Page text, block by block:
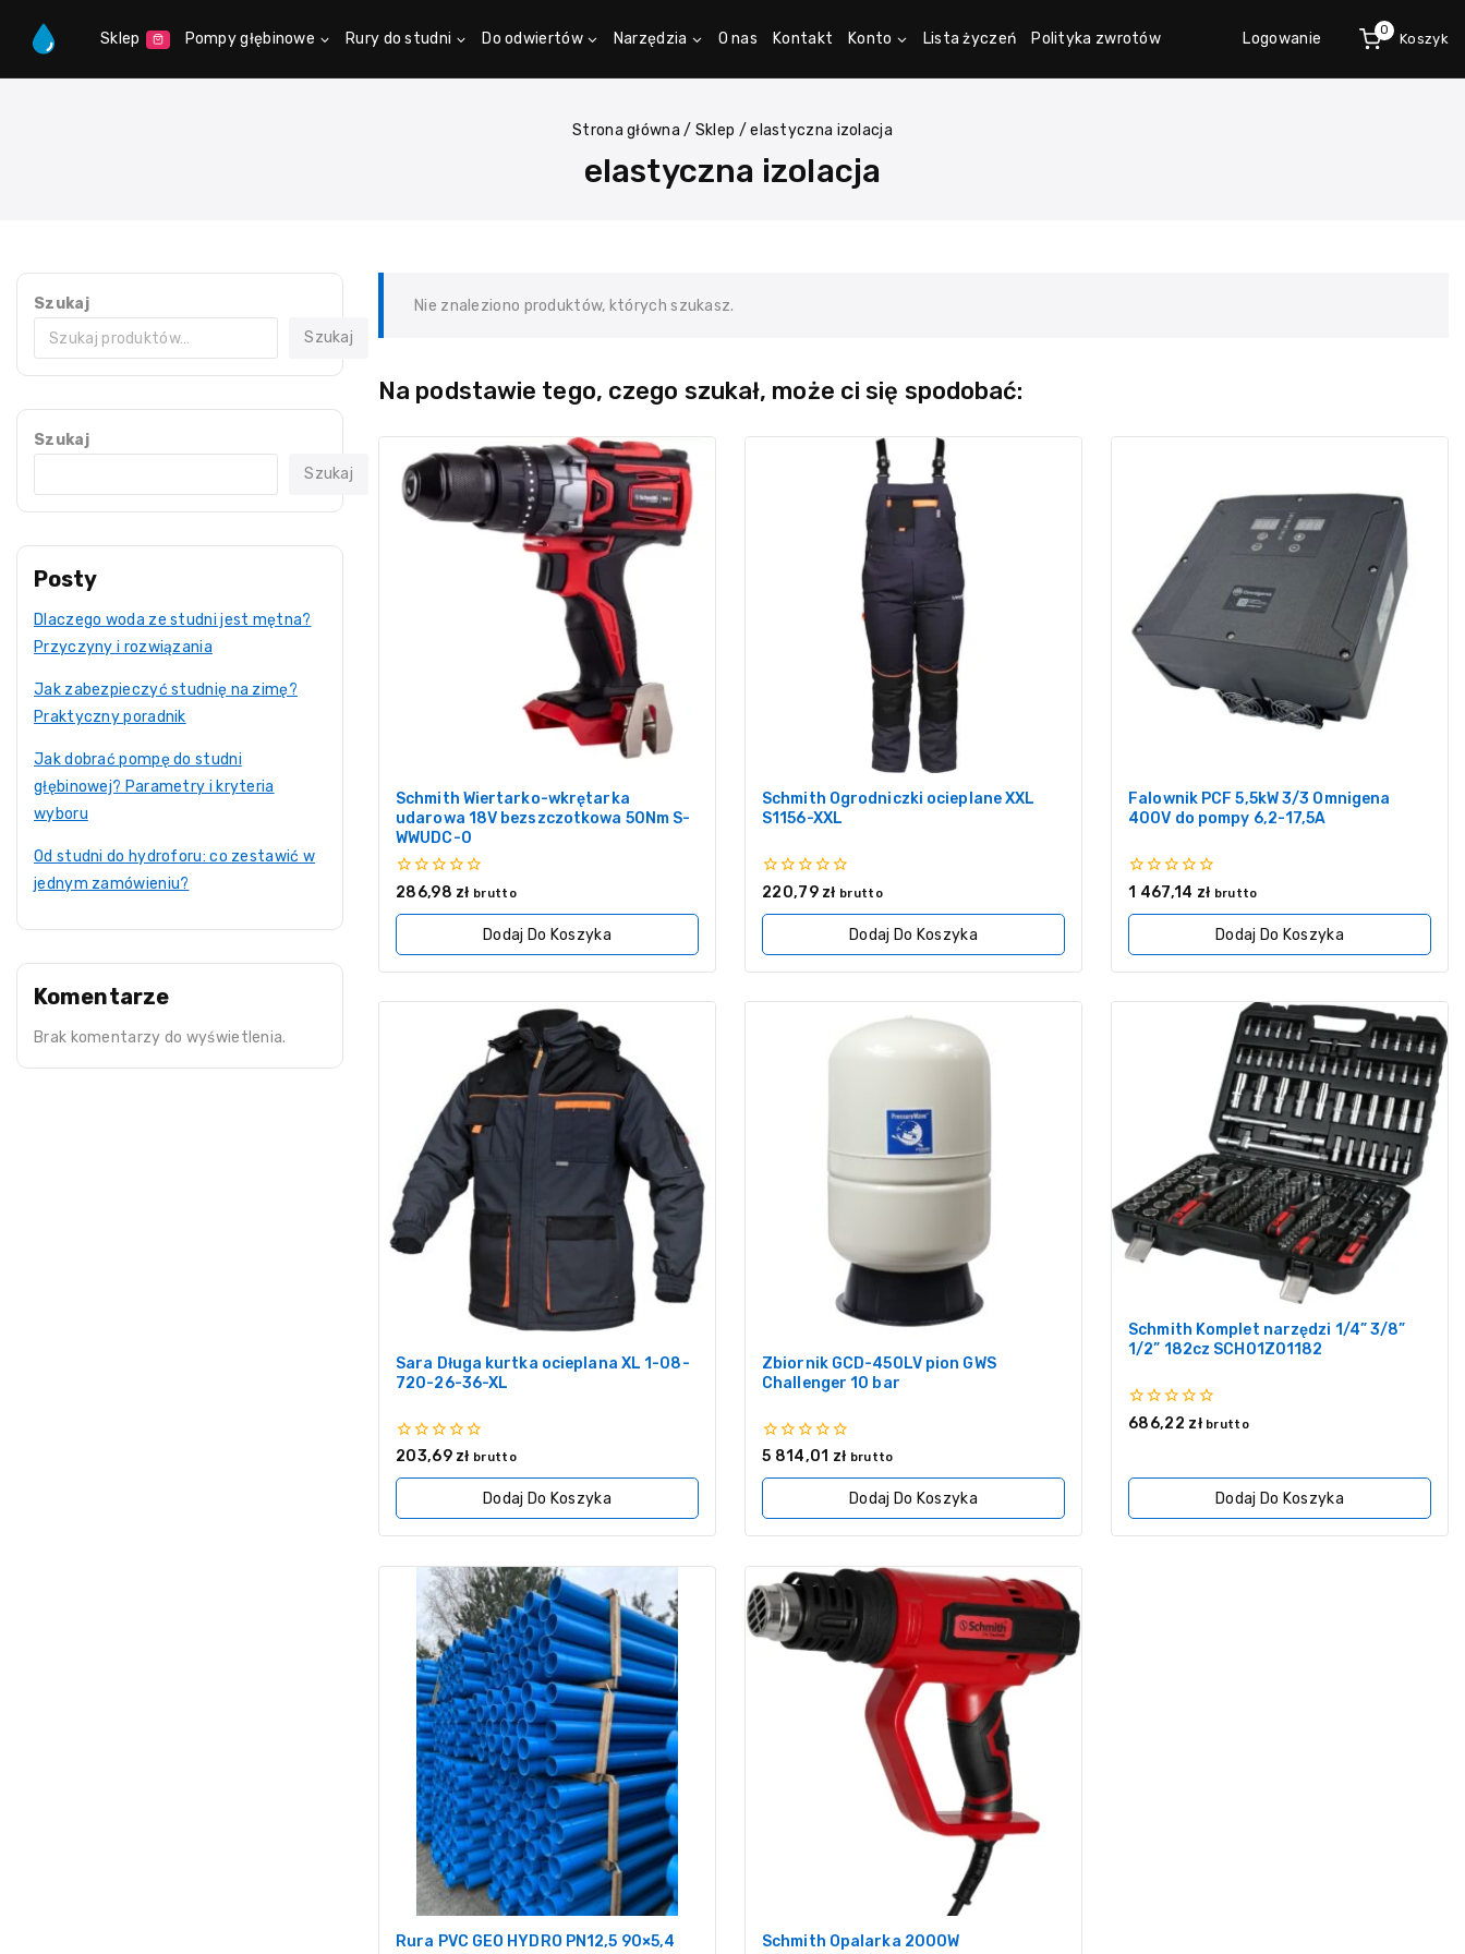
Sklep Pompy głębinowe Rury do studni Do odwiertów Narzędzia O nas Kontakt Konto Lista życzeń Polityka zwrotów Logowanie 0
Koszyk
Strona główna / Sklep / elastyczna izolacja
elastyczna izolacja
Nie znaleziono produktów, których szukasz.
Na podstawie tego, czego szukał, może ci się spodobać:
Schmith Wiertarko-wkrętarka
udarowa 18V bezszczotkowa 50Nm S-
WWUDC-0
0
5
286,98 zł brutto
Dodaj Do Koszyka
Schmith Ogrodniczki ocieplane XXL
S1156-XXL
0
5
220,79 zł brutto
Dodaj Do Koszyka
Falownik PCF 5,5kW 3/3 Omnigena
400V do pompy 6,2-17,5A
0
5
1 467,14 zł brutto
Dodaj Do Koszyka
Sara Długa kurtka ocieplana XL 1-08-
720-26-36-XL
0
5
203,69 zł brutto
Dodaj Do Koszyka
Zbiornik GCD-450LV pion GWS
Challenger 10 bar
0
5
5 814,01 zł brutto
Dodaj Do Koszyka
Schmith Komplet narzędzi 1/4” 3/8”
1/2” 182cz SCH01Z01182
0
686,22 zł brutto
Dodaj Do Koszyka
Rura PVC GEO HYDRO PN12,5 90×5,4
Schmith Opalarka 2000W
Szukaj
Szukaj
Szukaj
Szukaj
Posty
Dlaczego woda ze studni jest mętna?
Przyczyny i rozwiązania
Jak zabezpieczyć studnię na zimę?
Praktyczny poradnik
Jak dobrać pompę do studni
głębinowej? Parametry i kryteria
wyboru
Od studni do hydroforu: co zestawić w
jednym zamówieniu?
Komentarze
Brak komentarzy do wyświetlenia.